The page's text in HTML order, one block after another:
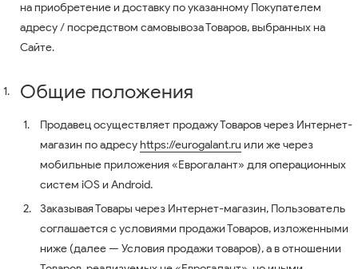
на приобретение и доставку по указанному Покупателем
адресу / посредством самовывоза Товаров, выбранных на
Сайте.
Общие положения
Продавец осуществляет продажу Товаров через Интернет-
магазин по адресуhttps://eurogalant.ru или же через
мобильные приложения «Еврогалант» для операционных
систем iOS и Android.
Заказывая Товары через Интернет-магазин, Пользователь
соглашается с условиями продажи Товаров, изложенными
ниже (далее — Условия продажи товаров), а в отношении